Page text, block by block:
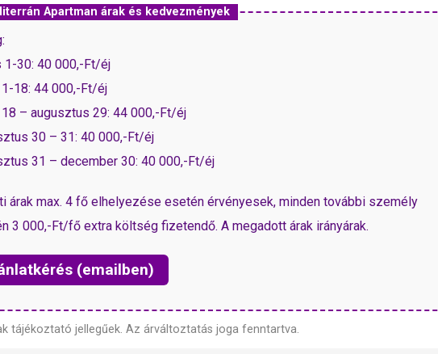
Apartman árak és kedvezmények
1-30: 40 000,-Ft/éj
18: 44 000,-Ft/éj
– augusztus 29: 44 000,-Ft/éj
30 – 31: 40 000,-Ft/éj
31 – december 30: 40 000,-Ft/éj
árak max. 4 fő elhelyezése esetén érvényesek, minden további személy
3 000,-Ft/fő extra költség fizetendő. A megadott árak irányárak.
(emailben)
tájékoztató jellegűek. Az árváltoztatás joga fenntartva.